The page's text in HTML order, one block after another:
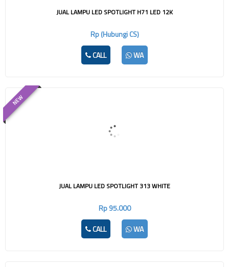
JUAL LAMPU LED SPOTLIGHT H71 LED 12K
Rp (Hubungi CS)
CALL
WA
NEW
JUAL LAMPU LED SPOTLIGHT 313 WHITE
Rp 95.000
CALL
WA